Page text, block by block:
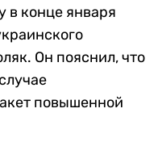
в конце января
Он пояснил, что
повышенной